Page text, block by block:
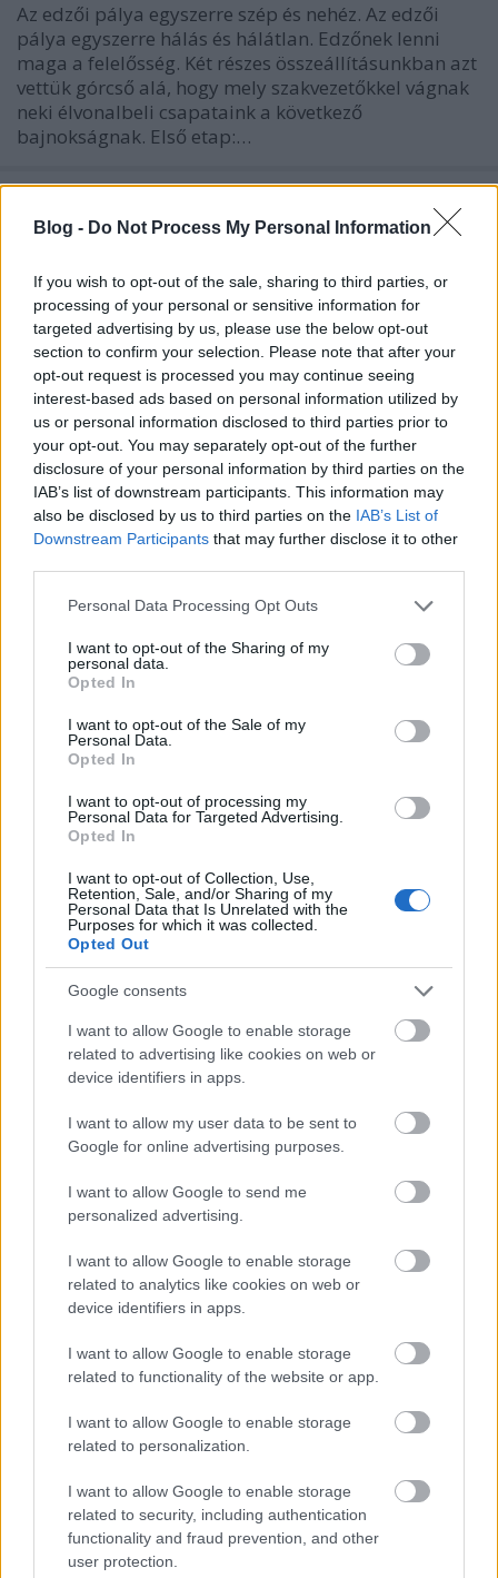
Blog - Do Not Process My Personal Information
If you wish to opt-out of the sale, sharing to third parties, or
processing of your personal or sensitive information for
targeted advertising by us, please use the below opt-out
section to confirm your selection. Please note that after your
opt-out request is processed you may continue seeing
interest-based ads based on personal information utilized by
us or personal information disclosed to third parties prior to
your opt-out. You may separately opt-out of the further
disclosure of your personal information by third parties on the
IAB’s list of downstream participants. This information may
also be disclosed by us to third parties on the IAB’s List of
Downstream Participants that may further disclose it to other
Please note that this website/app uses one or more Google
not limited to your visit or usage behaviour. You may click to
grant or deny consent to Google and its third-party tags to
use your data for below specified purposes in below Google
consent section.
Personal Data Processing Opt Outs
I want to opt-out of the Sharing of my
personal data.
Opted In
I want to opt-out of the Sale of my
Personal Data.
Opted In
I want to opt-out of processing my
Personal Data for Targeted Advertising.
Opted In
I want to opt-out of Collection, Use,
Retention, Sale, and/or Sharing of my
Personal Data that Is Unrelated with the
Purposes for which it was collected.
Opted Out
Google consents
I want to allow Google to enable storage
related to advertising like cookies on web or
device identifiers in apps.
I want to allow my user data to be sent to
Google for online advertising purposes.
I want to allow Google to send me
personalized advertising.
I want to allow Google to enable storage
related to analytics like cookies on web or
device identifiers in apps.
I want to allow Google to enable storage
related to functionality of the website or app.
I want to allow Google to enable storage
related to personalization.
I want to allow Google to enable storage
related to security, including authentication
functionality and fraud prevention, and other
user protection.
Az edzői pálya egyszerre szép és nehéz. Az edzői
pálya egyszerre hálás és hálátlan. Edzőnek lenni
maga a felelősség. Két részes összeállításunkban azt
vettük górcső alá, hogy mely szakvezetőkkel vágnak
neki élvonalbeli csapataink a következő
bajnokságnak. Első etap:…
Havi 200 pengő fixszel...
mészöly sámán •2008. december 17.
Demjén Gabi könnyen viccel. Mese a feltörekvő
futballistáról, aki fiatalon rossz társaságba
keveredett. Honnan szűrődik a pénz szaga? Hát nem
ahonnan az ész, az biztos. Demjén Gábor, aki
megtette a magáét a belgrádi 0-8 alkalmával is,
újságírói nyomásra véleményt formált a…
A légiós bekkek repítik az Újpestet
A múlt héten mertük először kijelenteni, hogy az
Újpest a bajnokság egyik nagy esélyese, ezért most
meg kell neveznünk egyetlen kihívóját, a Debrecent.
A Loki magabiztosan győzte le a Vasast, míg az
Újpest Mijadinoszki és Cutuk urak
gólérzékenységének köszönhetően kalapálta…
Apa, kezdődik!
Kibekkeltük, kiböjtöltük, kivártuk, hogy ma este újra
kimásszon a sör a hűtőből. Egész este lehet bámulni
a dobozt a nappaliban. A Debrecen és a Győr az
UEFA-kupában, Kisjézusék pedig az Európa-
bajnokságon mutathatják meg milyen, amikor tétre
száll a labda. Biztos (fú, de…
Szent Habakuk...
zombi tibi•2008. május 29.